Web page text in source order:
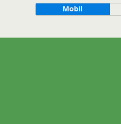
Mobil